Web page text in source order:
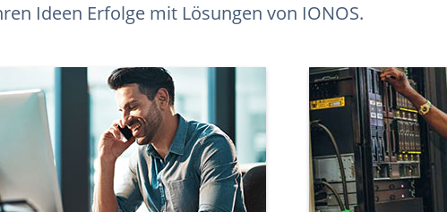
Ideen Erfolge mit Lösungen von IONOS.